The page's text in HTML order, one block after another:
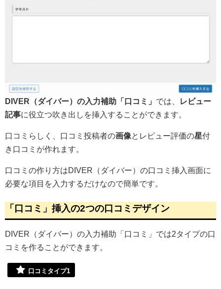
DIVER（ダイバー）の入力補助「口コミ」 では、
レビュー
記事に役立つ吹き出しを挿入することができます。
口コミらしく、口コミ投稿者の画像とレビュー評価の星付
き口コミが作れます。
口コミの作り方はDIVER（ダイバー）の口コミ挿入画面に
必要な項目を入力するだけなので簡単です。
「口コミ」挿入の2つの口コミデザイン
DIVER（ダイバー）の入力補助「口コミ」では2タイプの口
コミを作ることができます。
口コミタイプ1